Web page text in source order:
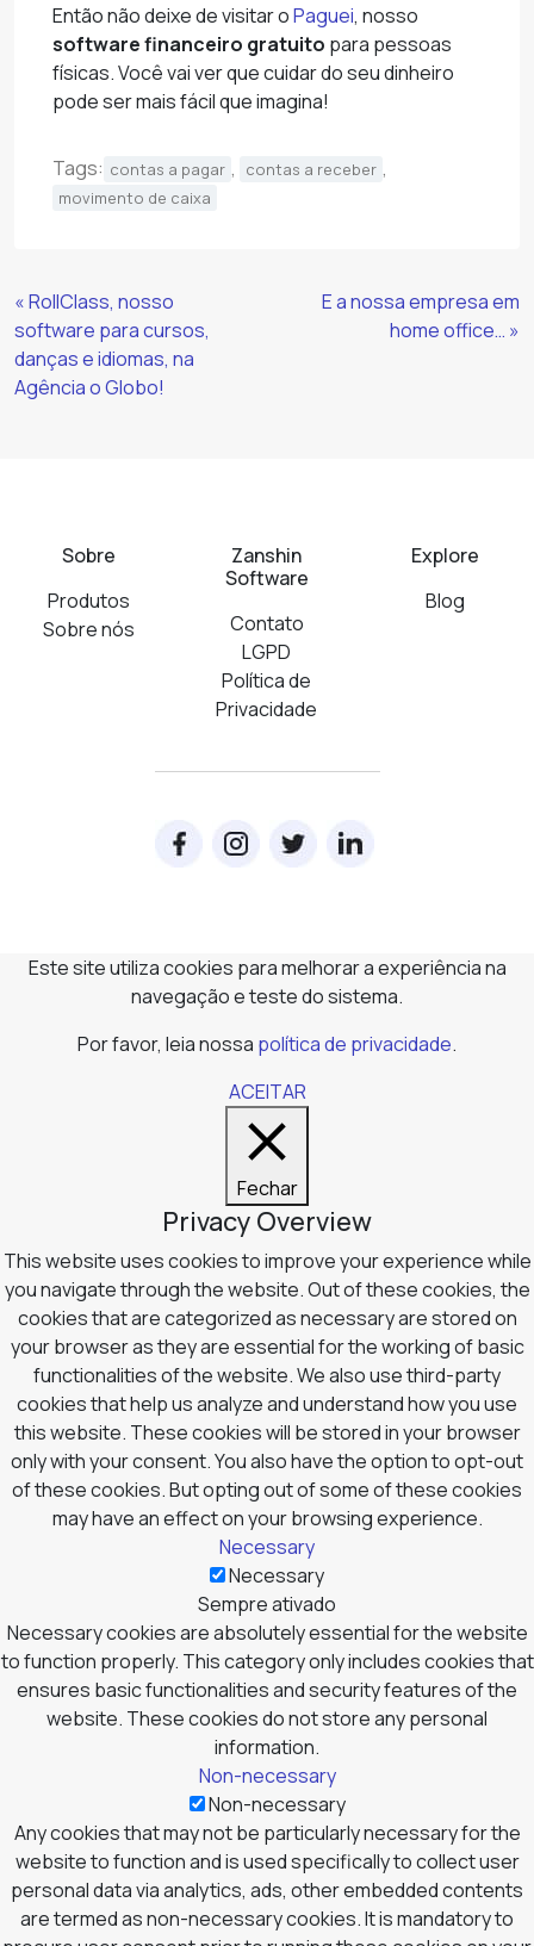
Então não deixe de visitar oPaguei, nosso
software financeiro gratuito para pessoas
físicas. Você vai ver que cuidar do seu dinheiro
pode ser mais fácil que imagina!
Tags: contas a pagar , contas a receber ,
movimento de caixa
Continue
Lendo
« RollClass, nosso
software para cursos,
danças e idiomas, na
Agência o Globo!
E a nossa empresa em
home office… »
Sobre
Produtos
Sobre nós
Zanshin
Software
Contato
LGPD
Política de
Privacidade
Explore
Blog
Este site utiliza cookies para melhorar a experiência na
navegação e teste do sistema.
Por favor, leia nossa política de privacidade.
ACEITAR
Fechar
Privacy Overview
This website uses cookies to improve your experience while
you navigate through the website. Out of these cookies, the
cookies that are categorized as necessary are stored on
your browser as they are essential for the working of basic
functionalities of the website. We also use third-party
cookies that help us analyze and understand how you use
this website. These cookies will be stored in your browser
only with your consent. You also have the option to opt-out
of these cookies. But opting out of some of these cookies
may have an effect on your browsing experience.
Necessary
Necessary
Sempre ativado
Necessary cookies are absolutely essential for the website
to function properly. This category only includes cookies that
ensures basic functionalities and security features of the
website. These cookies do not store any personal
information.
Non-necessary
Non-necessary
Any cookies that may not be particularly necessary for the
website to function and is used specifically to collect user
personal data via analytics, ads, other embedded contents
are termed as non-necessary cookies. It is mandatory to